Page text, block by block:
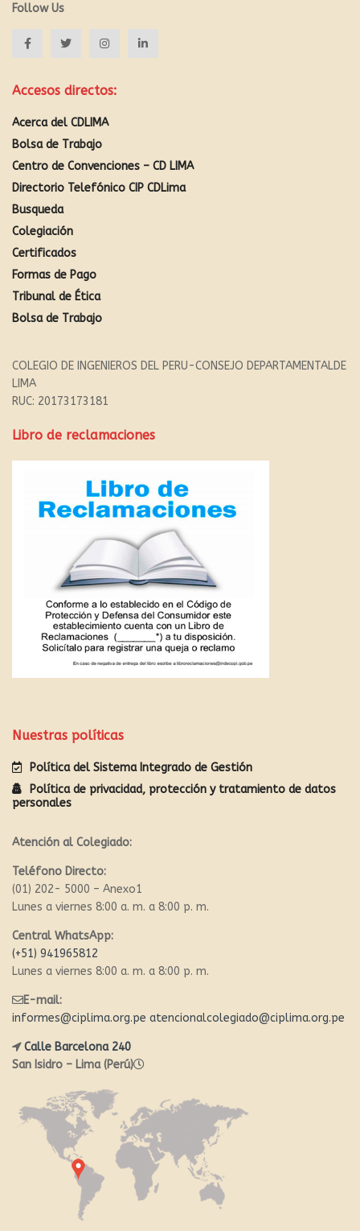
Follow Us
Accesos directos:
Acerca del CDLIMA
Bolsa de Trabajo
Centro de Convenciones – CD LIMA
Directorio Telefónico CIP CDLima
Busqueda
Colegiación
Certificados
Formas de Pago
Tribunal de Ética
Bolsa de Trabajo
COLEGIO DE INGENIEROS DEL PERU-CONSEJO DEPARTAMENTALDE
LIMA
RUC: 20173173181
Libro de reclamaciones
Nuestras políticas
Política del Sistema Integrado de Gestión
Política de privacidad, protección y tratamiento de datos
personales
Atención al Colegiado:
Teléfono Directo:
(01) 202- 5000 – Anexo1
Lunes a viernes 8:00 a. m. a 8:00 p. m.
Central WhatsApp:
(+51) 941965812
Lunes a viernes 8:00 a. m. a 8:00 p. m.
E-mail:
informes@ciplima.org.pe atencionalcolegiado@ciplima.org.pe
Calle Barcelona 240
San Isidro – Lima (Perú)